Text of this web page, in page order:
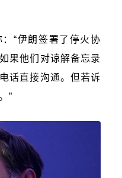
“伊朗签署了停火协
果他们对谅解备忘录
话直接沟通。但若诉
”